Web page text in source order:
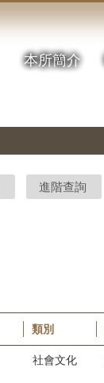
本所簡介
進階查詢
類別
社會文化